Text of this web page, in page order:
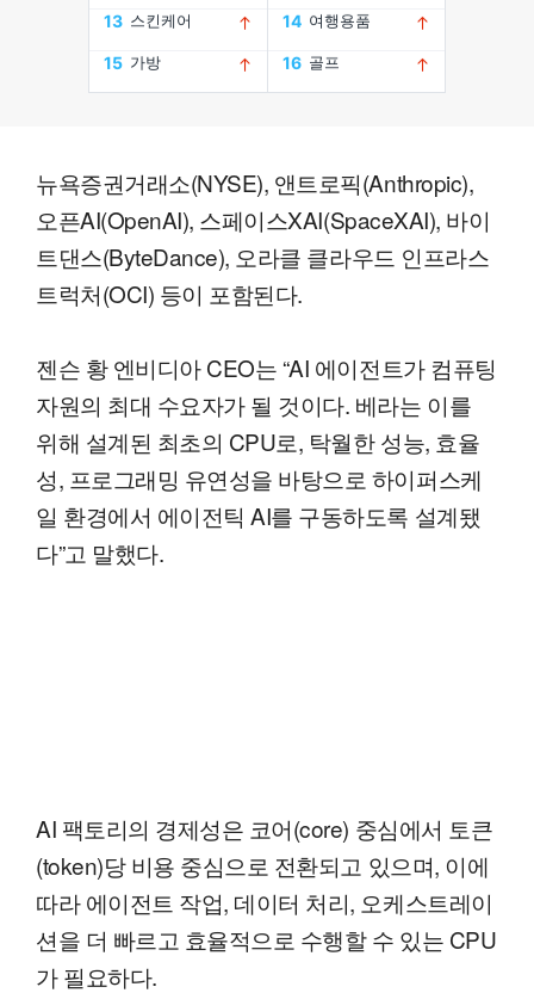
뉴욕증권거래소(NYSE), 앤트로픽(Anthropic),
오픈AI(OpenAI), 스페이스XAI(SpaceXAI), 바이
트댄스(ByteDance), 오라클 클라우드 인프라스
트럭처(OCI) 등이 포함된다.
젠슨 황 엔비디아 CEO는 “AI 에이전트가 컴퓨팅
자원의 최대 수요자가 될 것이다. 베라는 이를
위해 설계된 최초의 CPU로, 탁월한 성능, 효율
성, 프로그래밍 유연성을 바탕으로 하이퍼스케
일 환경에서 에이전틱 AI를 구동하도록 설계됐
다”고 말했다.
AI 팩토리의 경제성은 코어(core) 중심에서 토큰
(token)당 비용 중심으로 전환되고 있으며, 이에
따라 에이전트 작업, 데이터 처리, 오케스트레이
션을 더 빠르고 효율적으로 수행할 수 있는 CPU
가 필요하다.